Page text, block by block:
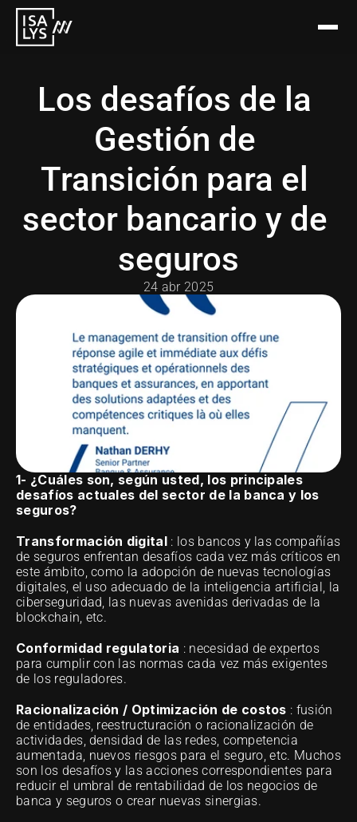
Los desafíos de la
Gestión de
Transición para el
sector bancario y de
seguros
24 abr 2025
1- ¿Cuáles son, según usted, los principales
desafíos actuales del sector de la banca y los
seguros?
Transformación digital : los bancos y las compañías
de seguros enfrentan desafíos cada vez más críticos en
este ámbito, como la adopción de nuevas tecnologías
digitales, el uso adecuado de la inteligencia artificial, la
ciberseguridad, las nuevas avenidas derivadas de la
blockchain, etc.
Conformidad regulatoria : necesidad de expertos
para cumplir con las normas cada vez más exigentes
de los reguladores.
Racionalización / Optimización de costos : fusión
de entidades, reestructuración o racionalización de
actividades, densidad de las redes, competencia
aumentada, nuevos riesgos para el seguro, etc. Muchos
son los desafíos y las acciones correspondientes para
reducir el umbral de rentabilidad de los negocios de
banca y seguros o crear nuevas sinergias.